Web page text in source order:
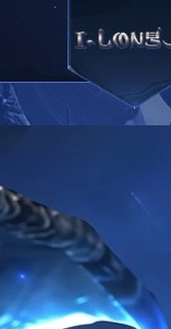
/var/www/vhosts/